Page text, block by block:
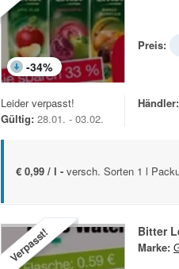
-34%
Preis:
Leider verpasst!
Gültig: 28.01. - 03.02.
Händler:
€ 0,99 / l - versch. Sorten 1 l
Verpasst! Bitter
Marke: